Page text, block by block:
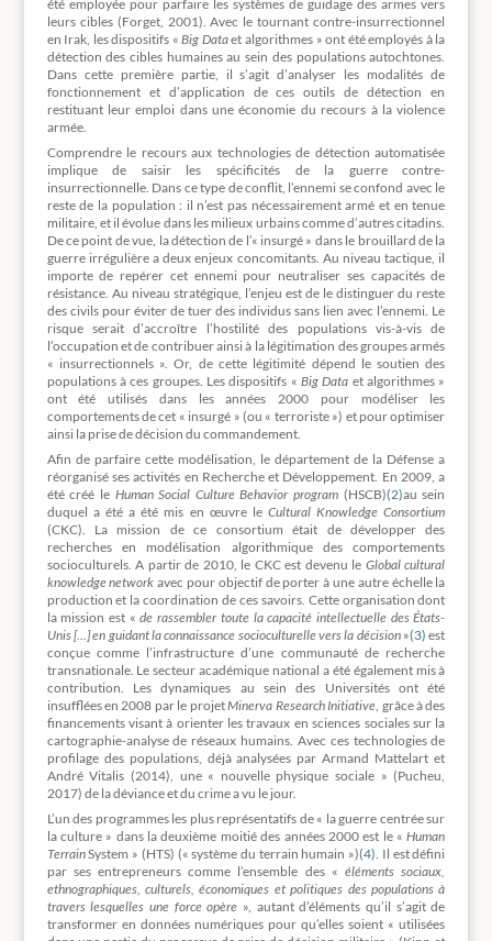
été employée pour parfaire les systèmes de guidage des armes vers
leurs cibles (Forget, 2001). Avec le tournant contre-insurrectionnel
en Irak, les dispositifs «Big Dataet algorithmes » ont été employés à la
détection des cibles humaines au sein des populations autochtones.
Dans cette première partie, il s’agit d’analyser les modalités de
fonctionnement et d’application de ces outils de détection en
restituant leur emploi dans une économie du recours à la violence
armée.
Comprendre le recours aux technologies de détection automatisée
implique de saisir les spécificités de la guerre contre-
insurrectionnelle. Dans ce type de conflit, l’ennemi se confond avec le
reste de la population : il n’est pas nécessairement armé et en tenue
militaire, et il évolue dans les milieux urbains comme d’autres citadins.
De ce point de vue, la détection de l’« insurgé » dans le brouillard de la
guerre irrégulière a deux enjeux concomitants. Au niveau tactique, il
importe de repérer cet ennemi pour neutraliser ses capacités de
résistance. Au niveau stratégique, l’enjeu est de le distinguer du reste
des civils pour éviter de tuer des individus sans lien avec l’ennemi. Le
risque serait d’accroître l’hostilité des populations vis-à-vis de
l’occupation et de contribuer ainsi à la légitimation des groupes armés
« insurrectionnels ». Or, de cette légitimité dépend le soutien des
populations à ces groupes. Les dispositifs «Big Data et algorithmes »
ont été utilisés dans les années 2000 pour modéliser les
comportements de cet « insurgé » (ou « terroriste ») et pour optimiser
ainsi la prise de décision du commandement.
Afin de parfaire cette modélisation, le département de la Défense a
réorganisé ses activités en Recherche et Développement. En 2009, a
été créé le Human Social Culture Behavior program (HSCB)(2)au sein
duquel a été a été mis en œuvre leCultural Knowledge Consortium
(CKC). La mission de ce consortium était de développer des
recherches en modélisation algorithmique des comportements
socioculturels. A partir de 2010, le CKC est devenu le Global cultural
knowledge network avec pour objectif de porter à une autre échelle la
production et la coordination de ces savoirs. Cette organisation dont
la mission est «de rassembler toute la capacité intellectuelle des États-
Unis […] en guidant la connaissance socioculturelle vers la décision»(3) est
conçue comme l’infrastructure d’une communauté de recherche
transnationale. Le secteur académique national a été également mis à
contribution. Les dynamiques au sein des Universités ont été
insufflées en 2008 par le projetMinerva Research Initiative , grâce à des
financements visant à orienter les travaux en sciences sociales sur la
cartographie-analyse de réseaux humains. Avec ces technologies de
profilage des populations, déjà analysées par Armand Mattelart et
André Vitalis (2014), une « nouvelle physique sociale » (Pucheu,
2017) de la déviance et du crime a vu le jour.
L’un des programmes les plus représentatifs de « la guerre centrée sur
la culture » dans la deuxième moitié des années 2000 est le «Human
TerrainSystem » (HTS) (« système du terrain humain »)(4). Il est défini
par ses entrepreneurs comme l’ensemble des «éléments sociaux,
ethnographiques, culturels, économiques et politiques des populations à
travers lesquelles une force opère », autant d’éléments qu’il s’agit de
transformer en données numériques pour qu’elles soient « utilisées